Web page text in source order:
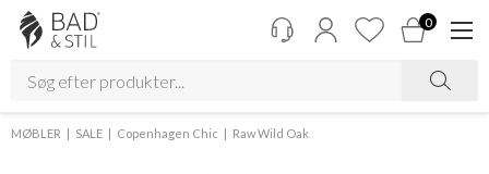
0
MØBLER SALE Copenhagen Chic Raw Wild Oak